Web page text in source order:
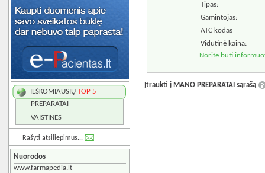
IEŠKOMIAUSIŲ TOP 5
PREPARATAI
VAISTINĖS
Rašyti atsiliepimus...
Nuorodos
www.farmapedia.lt
Tipas:
Gamintojas:
ATC kodas
Vidutinė kaina:
Norite būti
Įtraukti į MANO PREPARATAI sąrašą